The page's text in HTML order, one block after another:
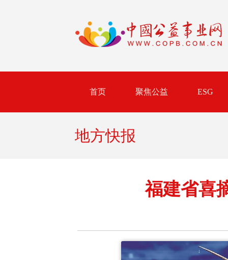
首页 聚焦公益 ESG
地方快报
福建省喜